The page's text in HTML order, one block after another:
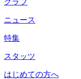
ニュース
特集
スタッツ
はじめての方へ